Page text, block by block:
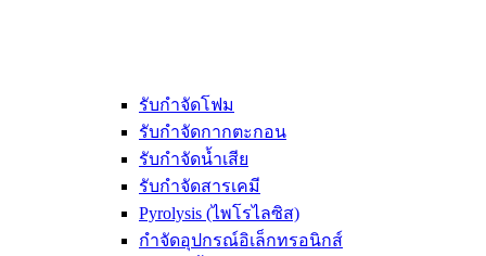
รับกำจัดโฟม
รับกำจัดกากตะกอน
รับกำจัดน้ำเสีย
รับกำจัดสารเคมี
Pyrolysis (ไพโรไลซิส)
กำจัดอุปกรณ์อิเล็กทรอนิกส์